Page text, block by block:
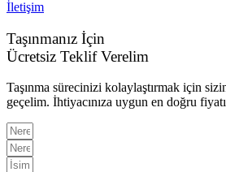
İletişim
Taşınmanız İçin
Ücretsiz Teklif Verelim
Taşınma sürecinizi kolaylaştırmak için
geçelim. İhtiyacınıza uygun en doğru